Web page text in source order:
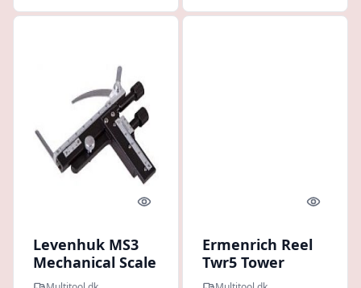
Quick look
Levenhuk MS3
Mechanical Scale
- Lineal
Quick
Ermenrich Reel
Twr5 Tower
Ruler, Violet -